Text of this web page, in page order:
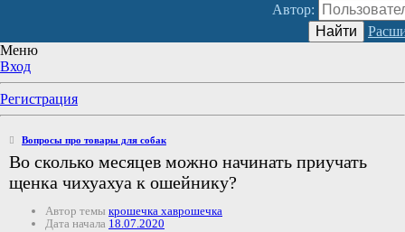
Автор:
Найти
Меню
Вход
Регистрация
Вопросы про товары для собак
Во сколько месяцев можно начинать приучать
щенка чихуахуа к ошейнику?
Автор темы крошечка хаврошечка
Дата начала 18.07.2020